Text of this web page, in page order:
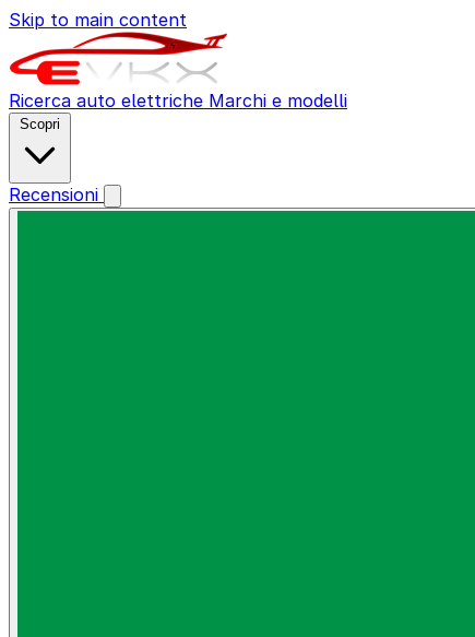
Skip to main content
Ricerca auto elettriche Marchi e modelli
Scopri
Recensioni